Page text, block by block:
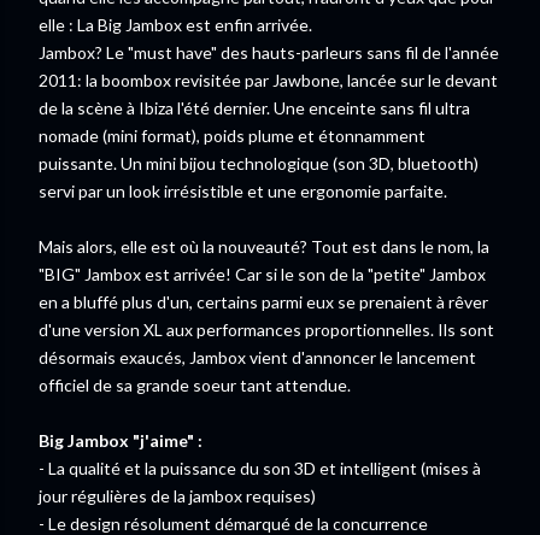
elle : La Big Jambox est enfin arrivée.
Jambox? Le "must have" des hauts-parleurs sans fil de l'année
2011: la boombox revisitée par Jawbone, lancée sur le devant
de la scène à Ibiza l'été dernier. Une enceinte sans fil ultra
nomade (mini format), poids plume et étonnamment
puissante. Un mini bijou technologique (son 3D, bluetooth)
servi par un look irrésistible et une ergonomie parfaite.
Mais alors, elle est où la nouveauté? Tout est dans le nom, la
"BIG" Jambox est arrivée! Car si le son de la "petite" Jambox
en a bluffé plus d'un, certains parmi eux se prenaient à rêver
d'une version XL aux performances proportionnelles. Ils sont
désormais exaucés, Jambox vient d'annoncer le lancement
officiel de sa grande soeur tant attendue.
Big Jambox "j'aime" :
- La qualité et la puissance du son 3D et intelligent (mises à
jour régulières de la jambox requises)
- Le design résolument démarqué de la concurrence